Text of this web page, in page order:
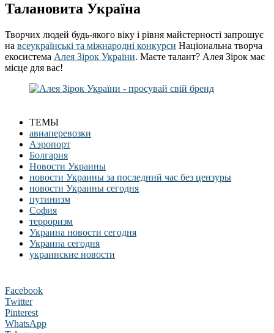
Талановита Україна
Творчих людей будь-якого віку і рівня майстерності запрошує
на всеукраїнські та міжнародні конкурси Національна творча
екосистема Алея Зірок України. Маєте талант? Алея Зірок має
місце для вас!
ТЕМЫ
авиаперевозки
Аэропорт
Болгария
Новости Украины
новости Украины за последний час без цензуры
новости Украины сегодня
путинизм
София
терроризм
Украина новости сегодня
Украина сегодня
украинские новости
Facebook
Twitter
Pinterest
WhatsApp